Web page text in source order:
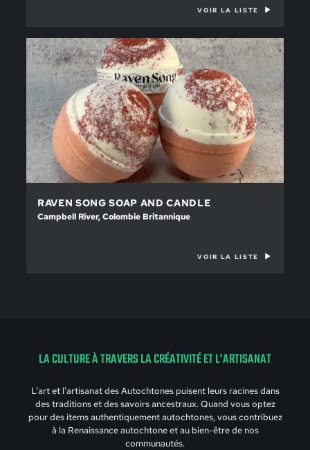
VOIR LA LISTE
RAVEN SONG SOAP AND CANDLE
Campbell River, Colombie Britannique
VOIR LA LISTE
LA CULTURE À TRAVERS LA CRÉATIVITÉ ET L’ARTISANAT
L’art et l’artisanat des Autochtones puisent leurs racines dans
des traditions et des savoirs ancestraux. Quand vous optez
pour des items authentiquement autochtones, vous contribuez
à la Renaissance autochtone et au bien-être de nos
communautés.